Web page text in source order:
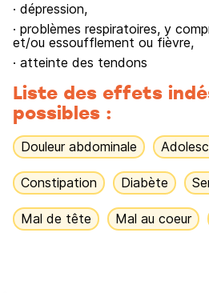
· dépression,
· problèmes respiratoires, y
et/ou essoufflement ou fièvre,
· atteinte des tendons
Liste des effets
possibles :
Douleur abdominale
Constipation Diabète
Mal de tête Mal au coeur